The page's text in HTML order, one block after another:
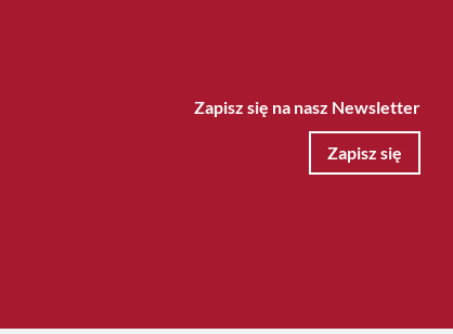
Zapisz się na nasz Newsletter
Zapisz się